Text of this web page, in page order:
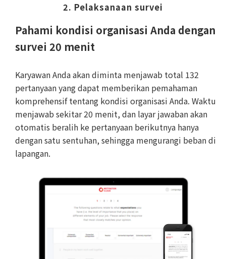
2. Pelaksanaan survei
Pahami kondisi organisasi Anda dengan
survei 20 menit
Karyawan Anda akan diminta menjawab total 132
pertanyaan yang dapat memberikan pemahaman
komprehensif tentang kondisi organisasi Anda. Waktu
menjawab sekitar 20 menit, dan layar jawaban akan
otomatis beralih ke pertanyaan berikutnya hanya
dengan satu sentuhan, sehingga mengurangi beban di
lapangan.